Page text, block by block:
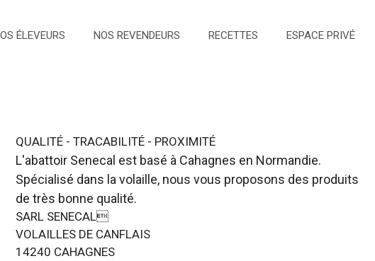
ÉLEVEURS NOS REVENDEURS RECETTES ESPACE PRIVÉ
QUALITÉ - TRACABILITÉ - PROXIMITÉ
L'abattoir Senecal est basé à Cahagnes en Normandie.
Spécialisé dans la volaille, nous vous proposons des produits
de très bonne qualité.
SARL SENECAL
VOLAILLES DE CANFLAIS
14240 CAHAGNES